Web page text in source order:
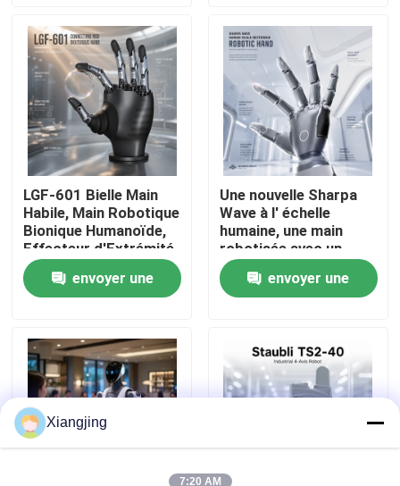
Produits
Vidéos
À propos de nous
Visite de l'usine
Contrôle de la qualité
Blog
Demandez un devis
bras de robot industriel
LGF-601 Bielle Main
Habile, Main Robotique
Bionique Humanoïde,
Effecteur d'Extrémité
Robotique à Charge
Utile de 10KG Bus CAN
envoyer une
Une nouvelle Sharpa
Wave à l' échelle
humaine, une main
robotisée avec un
capteur tactile haute
résolution pour l'
intégration du robot.
envoyer une
Xiangjing
7:20 AM